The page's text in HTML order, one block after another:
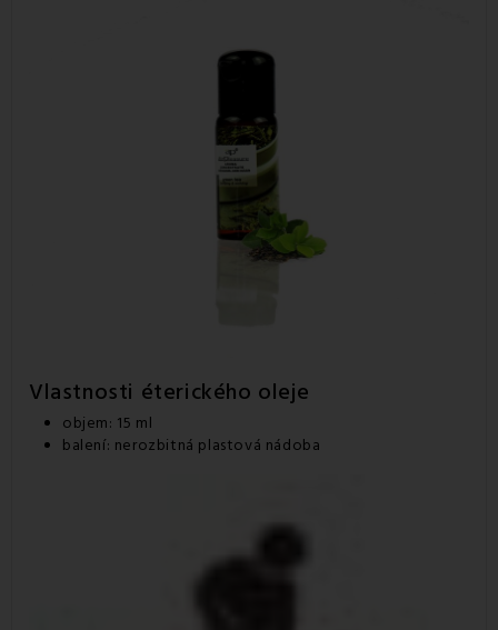
Vlastnosti éterického oleje
objem: 15 ml
balení: nerozbitná plastová nádoba